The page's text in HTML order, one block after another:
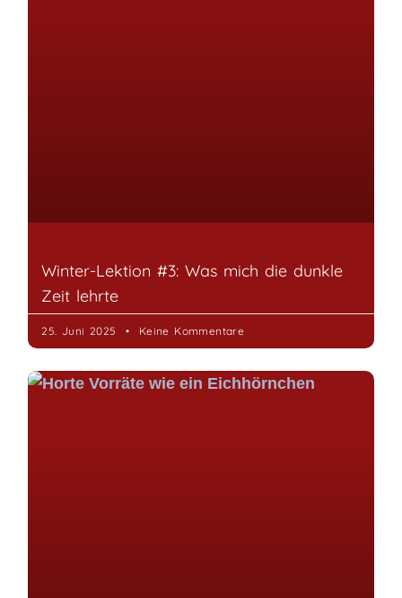
Winter-Lektion #3: Was mich die dunkle
Zeit lehrte
25. Juni 2025 Keine Kommentare